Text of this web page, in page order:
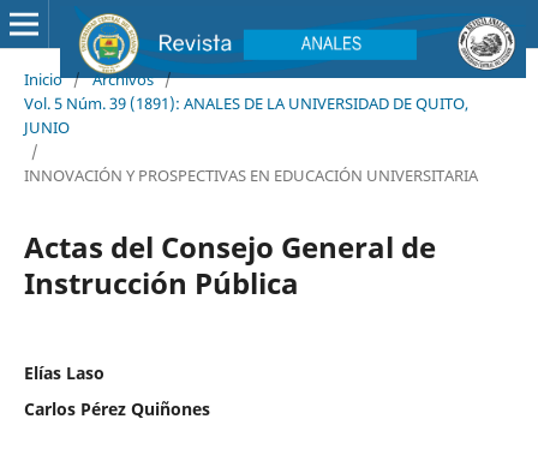
Inicio / Archivos /
Vol. 5 Núm. 39 (1891): ANALES DE LA UNIVERSIDAD DE QUITO,
JUNIO
/
INNOVACIÓN Y PROSPECTIVAS EN EDUCACIÓN UNIVERSITARIA
Actas del Consejo General de
Instrucción Pública
Elías Laso
Carlos Pérez Quiñones